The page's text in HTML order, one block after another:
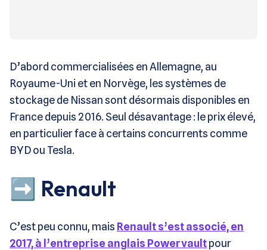
D’abord commercialisées en Allemagne, au
Royaume-Uni et en Norvège, les systèmes de
stockage de Nissan sont désormais disponibles en
France depuis 2016. Seul désavantage : le prix élevé,
en particulier face à certains concurrents comme
BYD ou Tesla.
➡️ Renault
C’est peu connu, mais Renault s’est associé, en
2017, à l’entreprise anglais Powervaultpour